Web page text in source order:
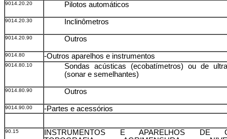
9014.20.20 Pilotos automáticos
9014.20.30 Inclinômetros
9014.20.90 Outros
9014.80 -Outros aparelhos e instrumentos
9014.80.10
Sondas acústicas (ecobatímetros) ou de
(sonar e semelhantes)
9014.80.90 Outros
9014.90.00 -Partes e acessórios
90.15
INSTRUMENTOS E APARELHOS DE